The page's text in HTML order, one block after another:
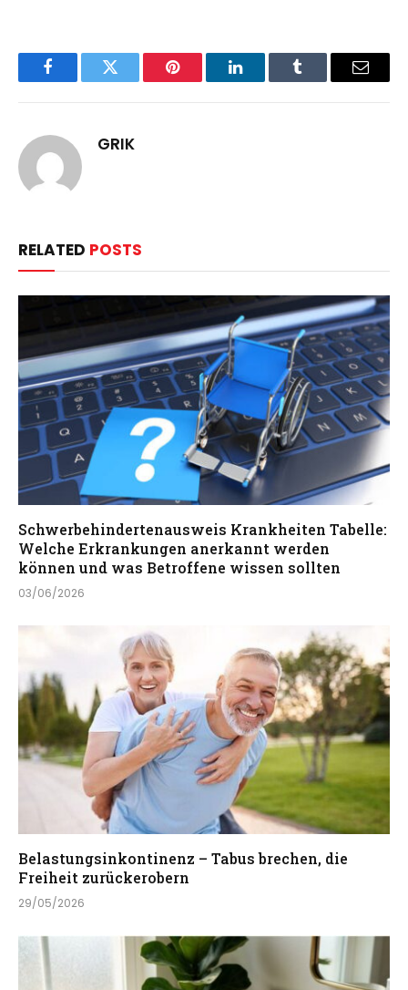
FacebookTwitter Pinterest LinkedInTumblr Email
GRIK
RELATED POSTS
Schwerbehindertenausweis Krankheiten Tabelle:
Welche Erkrankungen anerkannt werden
können und was Betroffene wissen sollten
03/06/2026
Belastungsinkontinenz – Tabus brechen, die
Freiheit zurückerobern
29/05/2026